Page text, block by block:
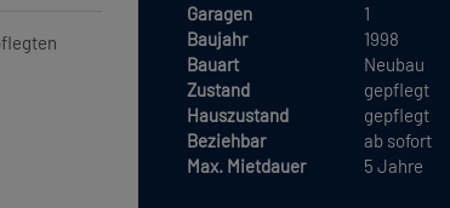
Garagen
1
Baujahr
1998
Bauart
Neubau
Zustand
gepflegt
Hauszustand
gepflegt
Beziehbar
ab sofort
Max. Mietdauer
5 Jahre